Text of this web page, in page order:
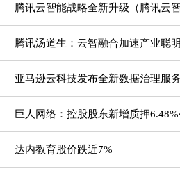
腾讯云智能战略全新升级（腾讯云
案）
腾讯汤道生：云智融合加速产业聪
亚马逊云科技发布全新数据治理服
巨人网络：控股股东新增质押
达内教育股价跌近7%